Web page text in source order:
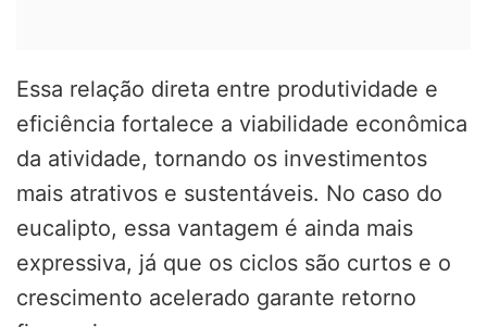
Essa relação direta entre produtividade e
eficiência fortalece a viabilidade econômica
da atividade, tornando os investimentos
mais atrativos e sustentáveis. No caso do
eucalipto, essa vantagem é ainda mais
expressiva, já que os ciclos são curtos e o
crescimento acelerado garante retorno